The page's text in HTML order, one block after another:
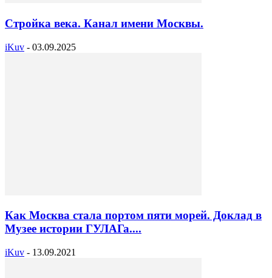
Стройка века. Канал имени Москвы.
iKuv - 03.09.2025
Как Москва стала портом пяти морей. Доклад в
Музее истории ГУЛАГа....
iKuv - 13.09.2021